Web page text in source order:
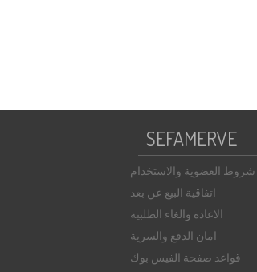
SEFAMERVE
شروط العضوية والاستخدام
اتفاقية البيع عن بعد
الاعادة والغاء الطلبية
امان الدفع والسرية
قواعد صفحة الفيس بوك